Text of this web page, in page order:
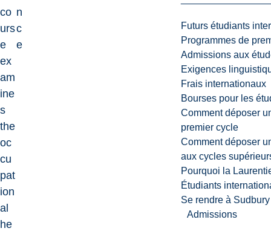
Futurs étudiants
Programmes de
Admissions aux
Exigences
Frais internationaux
Bourses pour les
Comment déposer
premier cycle
Comment déposer
aux cycles
Pourquoi la
Étudiants
Se rendre à Sudbury
Admissions
co
urs
e
ex
am
ine
s
the
oc
cu
pat
ion
al
he
n
c
e